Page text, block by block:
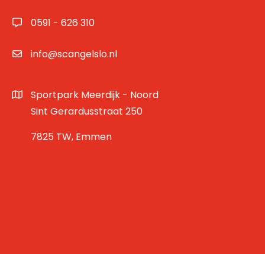
0591 - 626 310
info@scangelslo.nl
Sportpark Meerdijk - Noord
Sint Gerardusstraat 250
7825 TW, Emmen